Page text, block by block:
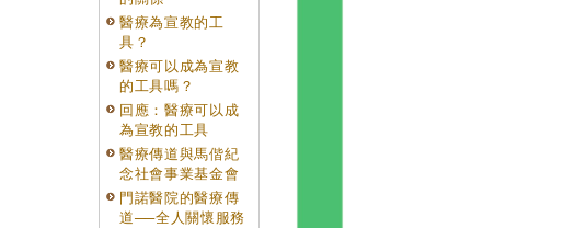
醫療為宣教的工
具？
醫療可以成為宣教
的工具嗎？
回應：醫療可以成
為宣教的工具
醫療傳道與馬偕紀
念社會事業基金會
門諾醫院的醫療傳
道──全人關懷服務